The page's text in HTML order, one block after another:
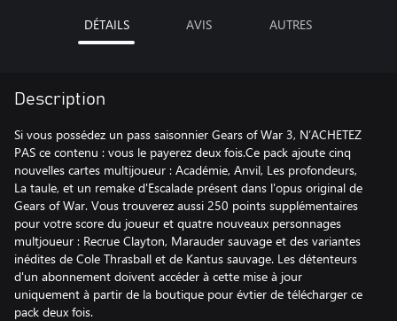
DÉTAILS AVIS AUTRES
Description
Si vous possédez un pass saisonnier Gears of War 3, N’ACHETEZ
PAS ce contenu : vous le payerez deux fois.Ce pack ajoute cinq
nouvelles cartes multijoueur : Académie, Anvil, Les profondeurs,
La taule, et un remake d'Escalade présent dans l'opus original de
Gears of War. Vous trouverez aussi 250 points supplémentaires
pour votre score du joueur et quatre nouveaux personnages
multjoueur : Recrue Clayton, Marauder sauvage et des variantes
inédites de Cole Thrasball et de Kantus sauvage. Les détenteurs
d'un abonnement doivent accéder à cette mise à jour
uniquement à partir de la boutique pour évtier de télécharger ce
pack deux fois.